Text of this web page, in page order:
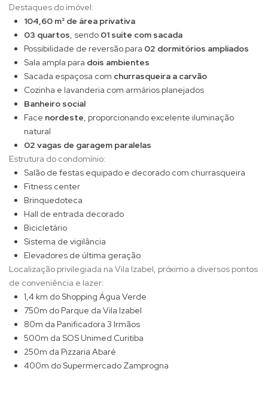
Destaques do imóvel:
104,60 m² de área privativa
03 quartos, sendo 01 suíte com sacada
Possibilidade de reversão para 02 dormitórios ampliados
Sala ampla para dois ambientes
Sacada espaçosa com churrasqueira a carvão
Cozinha e lavanderia com armários planejados
Banheiro social
Face nordeste, proporcionando excelente iluminação
natural
02 vagas de garagem paralelas
Estrutura do condomínio:
Salão de festas equipado e decorado com churrasqueira
Fitness center
Brinquedoteca
Hall de entrada decorado
Bicicletário
Sistema de vigilância
Elevadores de última geração
Localização privilegiada na Vila Izabel, próximo a diversos pontos
de conveniência e lazer:
1,4 km do Shopping Água Verde
750m do Parque da Vila Izabel
80m da Panificadora 3 Irmãos
500m da SOS Unimed Curitiba
250m da Pizzaria Abaré
400m do Supermercado Zamprogna